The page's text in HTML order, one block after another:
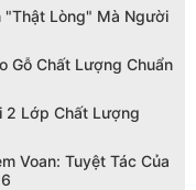
"Thật Lòng" Mà Người
Gỗ Chất Lượng Chuẩn
2 Lớp Chất Lượng
Voan: Tuyệt Tác Của